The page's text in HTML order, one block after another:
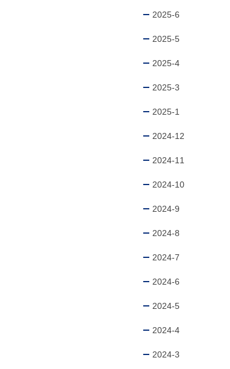
2025-6
2025-5
2025-4
2025-3
2025-1
2024-12
2024-11
2024-10
2024-9
2024-8
2024-7
2024-6
2024-5
2024-4
2024-3